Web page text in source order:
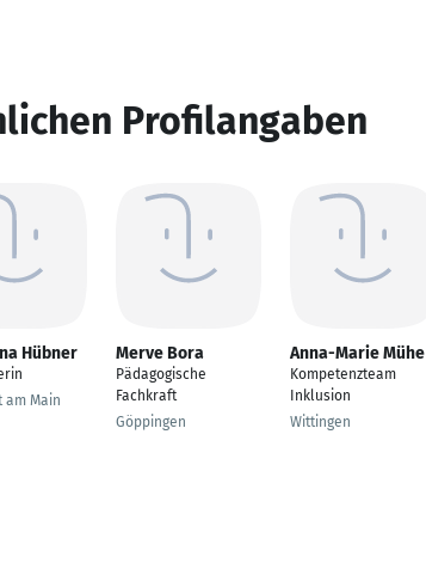
Profilangaben
Hübner
am Main
Merve Bora
Pädagogische
Fachkraft
Göppingen
Anna-Marie Mühe
Kompetenzteam
Inklusion
Wittingen